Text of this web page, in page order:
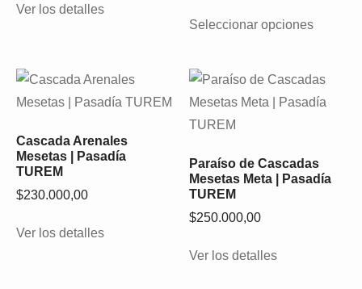
Ver los detalles
Seleccionar opciones
Cascada Arenales
Mesetas | Pasadía
TUREM
$230.000,00
Ver los detalles
Paraíso de Cascadas
Mesetas Meta | Pasadía
TUREM
$250.000,00
Ver los detalles